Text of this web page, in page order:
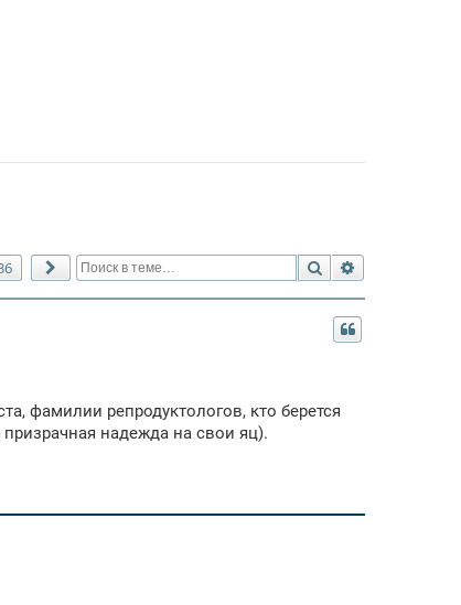
Поиск
След.
фамилии репродуктологов, кто берется
надежда на свои яц).